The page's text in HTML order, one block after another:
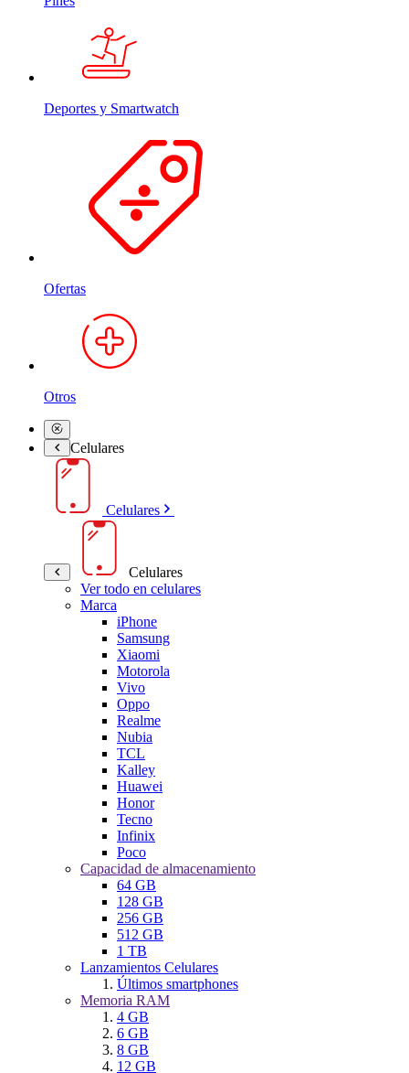
Deportes y Smartwatch
Ofertas
Otros
Celulares
Celulares
Celulares
Ver todo en celulares
Marca
iPhone
Samsung
Xiaomi
Motorola
Vivo
Oppo
Realme
Nubia
TCL
Kalley
Huawei
Honor
Tecno
Infinix
Poco
Capacidad de almacenamiento
64 GB
128 GB
256 GB
512 GB
1 TB
Lanzamientos Celulares
Últimos smartphones
Memoria RAM
4 GB
6 GB
8 GB
12 GB